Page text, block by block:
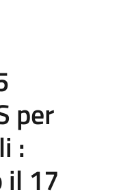
per
:
il 17